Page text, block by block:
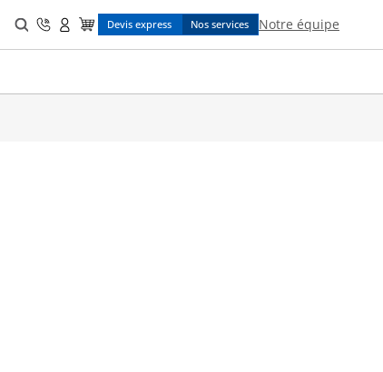
Search
for:
Devis express Nos services Notre équipe